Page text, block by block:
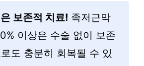
보존적 치료! 족저근막
이상은 수술 없이 보존
도 충분히 회복될 수 있